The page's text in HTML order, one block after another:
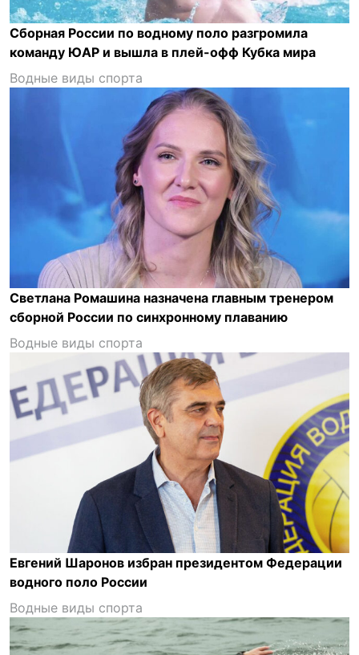
Сборная России по водному поло разгромила
команду ЮАР и вышла в плей-офф Кубка мира
Водные виды спорта
Светлана Ромашина назначена главным тренером
сборной России по синхронному плаванию
Водные виды спорта
Евгений Шаронов избран президентом Федерации
водного поло России
Водные виды спорта